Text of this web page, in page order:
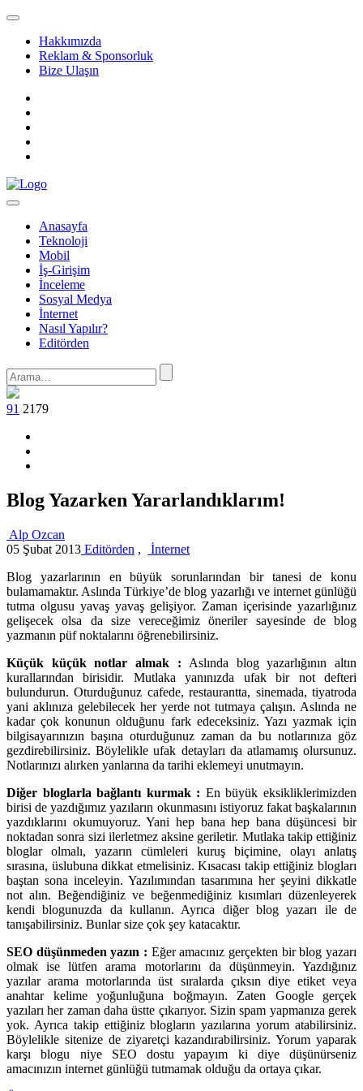
Hakkımızda
Reklam & Sponsorluk
Bize Ulaşın
Anasayfa
Teknoloji
Mobil
İş-Girişim
İnceleme
Sosyal Medya
İnternet
Nasıl Yapılır?
Editörden
91 2179
Blog Yazarken Yararlandıklarım!
Alp Ozcan
05 Şubat 2013 Editörden ,
İnternet
Blog yazarlarının en büyük sorunlarından bir tanesi de konu
bulamamaktır. Aslında Türkiye’de blog yazarlığı ve internet günlüğü
tutma olgusu yavaş yavaş gelişiyor. Zaman içerisinde yazarlığınız
gelişecek olsa da size vereceğimiz öneriler sayesinde de blog
yazmanın püf noktalarını öğrenebilirsiniz.
Küçük küçük notlar almak : Aslında blog yazarlığının altın
kurallarından birisidir. Mutlaka yanınızda ufak bir not defteri
bulundurun. Oturduğunuz cafede, restaurantta, sinemada, tiyatroda
yani aklınıza gelebilecek her yerde not tutmaya çalışın. Aslında ne
kadar çok konunun olduğunu fark edeceksiniz. Yazı yazmak için
bilgisayarınızın başına oturduğunuz zaman da bu notlarınıza göz
gezdirebilirsiniz. Böylelikle ufak detayları da atlamamış olursunuz.
Notlarınızı alırken yanlarına da tarihi eklemeyi unutmayın.
Diğer bloglarla bağlantı kurmak : En büyük eksikliklerimizden
birisi de yazdığımız yazıların okunmasını istiyoruz fakat başkalarının
yazdıklarını okumuyoruz. Yani hep bana hep bana düşüncesi bir
noktadan sonra sizi ilerletmez aksine geriletir. Mutlaka takip ettiğiniz
bloglar olmalı, yazarın cümleleri kuruş biçimine, olayı anlatış
sırasına, üslubuna dikkat etmelisiniz. Kısacası takip ettiğiniz blogları
baştan sona inceleyin. Yazılımından tasarımına her şeyini dikkatle
not alın. Beğendiğiniz ve beğenmediğiniz kısımları düzenleyerek
kendi blogunuzda da kullanın. Ayrıca diğer blog yazarı ile de
tanışabilirsiniz. Bunlar size çok şey katacaktır.
SEO düşünmeden yazın : Eğer amacınız gerçekten bir blog yazarı
olmak ise lütfen arama motorlarını da düşünmeyin. Yazdığınız
yazılar arama motorlarında üst sıralarda çıksın diye etiket veya
anahtar kelime yoğunluğuna boğmayın. Zaten Google gerçek
yazıları her zaman daha üstte çıkarıyor. Sizin spam yapmanıza gerek
yok. Ayrıca takip ettiğiniz blogların yazılarına yorum atabilirsiniz.
Böylelikle sitenize de ziyaretçi kazandırabilirsiniz. Yorum yaparak
karşı blogu niye SEO dostu yapayım ki diye düşünürseniz
amacınızın internet günlüğü tutmamak olduğu da ortaya çıkar.